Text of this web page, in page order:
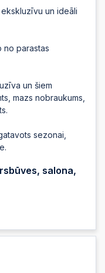
un ideāli
no parastas
un šiem
mazs nobraukums,
sezonai,
salona,